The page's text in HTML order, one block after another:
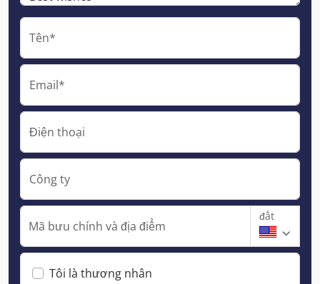
Tên*
Email*
Điện thoại
Công ty
Mã bưu chính và địa điểm
đất
Tôi là thương nhân